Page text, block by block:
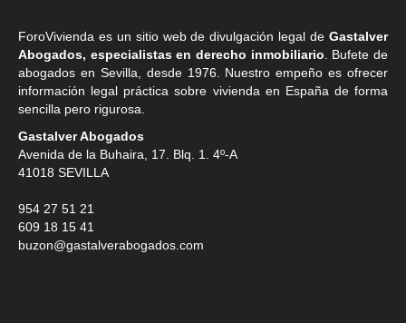
ForoVivienda es un sitio web de divulgación legal de Gastalver
Abogados, especialistas en derecho inmobiliario . Bufete de
abogados en Sevilla , desde 1976. Nuestro empeño es ofrecer
información legal práctica sobre vivienda en España de forma
sencilla pero rigurosa.
Gastalver Abogados
Avenida de la Buhaira, 17. Blq. 1. 4º-A
41018 SEVILLA
954 27 51 21
609 18 15 41
buzon@gastalverabogados.com